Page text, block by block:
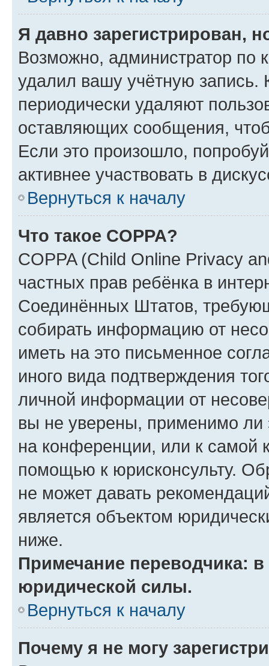
Я давно зарегистрирован,
Возможно, администратор по
удалил вашу учётную запись.
периодически удаляют
оставляющих сообщения,
Если это произошло,
активнее участвовать в
Вернуться к началу
Что такое COPPA?
COPPA (Child Online Privacy
частных прав ребёнка в
Соединённых Штатов,
собирать информацию от
иметь на это письменное
иного вида подтверждения
личной информации от
вы не уверены, применимо ли
на конференции, или к самой
помощью к юрисконсульту.
не может давать
является объектом
ниже.
Примечание переводчика:
юридической силы.
Вернуться к началу
Почему я не могу